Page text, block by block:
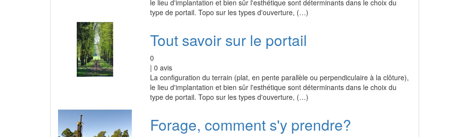
le lieu d'implantation et bien sûr l'esthétique sont déterminants dans le choix du
type de portail. Topo sur les types d'ouverture, (…)
Tout savoir sur le portail
0
| 0 avis
La configuration du terrain (plat, en pente parallèle ou perpendiculaire à la clôture),
le lieu d'implantation et bien sûr l'esthétique sont déterminants dans le choix du
type de portail. Topo sur les types d'ouverture, (…)
Forage, comment s'y prendre?